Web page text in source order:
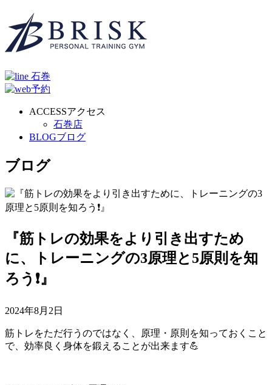
ACCESSアクセス
石巻店
BLOGブログ
ブログ
『筋トレの効果をより引き出すため
に、トレーニングの3原理と5原則を知
ろう❗』
2024年8月2日
筋トレをただ行うのではなく、原理・原則を知っておくこと
で、効率良く身体を鍛えることが出来ます💪